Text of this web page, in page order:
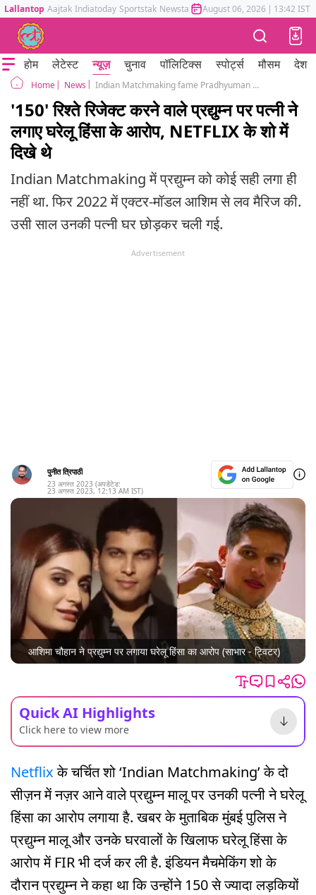
Lallantop Aajtak Indiatoday Sportstak Newstak Mumbai Tak Astrotak
August 06, 2026 | 13:42 IST
होम लेटेस्ट न्यूज़ चुनाव पॉलिटिक्स स्पोर्ट्स मौसम देश
Home News Indian Matchmaking fame Pradhyuman accused of domestic violence by wife Ashima Chauhan
'150' रिश्ते रिजेक्ट करने वाले प्रद्युम्न पर पत्नी ने
लगाए घरेलू हिंसा के आरोप, NETFLIX के शो में
दिखे थे
Indian Matchmaking में प्रद्युम्न को कोई सही लगा ही
नहीं था. फिर 2022 में एक्टर-मॉडल आशिम से लव मैरिज की.
उसी साल उनकी पत्नी घर छोड़कर चली गई.
Advertisement
पुनीत त्रिपाठी
23 अगस्त 2023 (अपडेटेड:
23 अगस्त 2023, 12:13 AM IST)
आशिमा चौहान ने प्रद्युम्न पर लगाया घरेलू हिंसा का आरोप (साभार - ट्विटर)
Quick AI Highlights
Click here to view more
Netflixके चर्चित शो ‘Indian Matchmaking’ के दो
सीज़न में नज़र आने वाले प्रद्युम्न मालू पर उनकी पत्नी ने घरेलू
हिंसा का आरोप लगाया है. खबर के मुताबिक मुंबई पुलिस ने
प्रद्युम्न मालू और उनके घरवालों के खिलाफ घरेलू हिंसा के
आरोप में FIR भी दर्ज कर ली है. इंडियन मैचमेकिंग शो के
दौरान प्रद्युम्न ने कहा था कि उन्होंने 150 से ज्यादा लड़कियों